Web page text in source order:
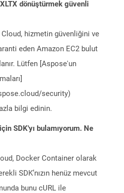
dönüştürmek güvenli
hizmetin güvenliğini ve
eden Amazon EC2 bulut
Lütfen [Aspose'un
security)
bilgi edinin.
SDK'yı bulamıyorum. Ne
Docker Container olarak
SDK’nızın henüz mevcut
bunu cURL ile